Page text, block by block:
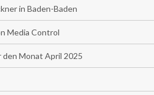
in Baden-Baden
Media Control
Monat April 2025